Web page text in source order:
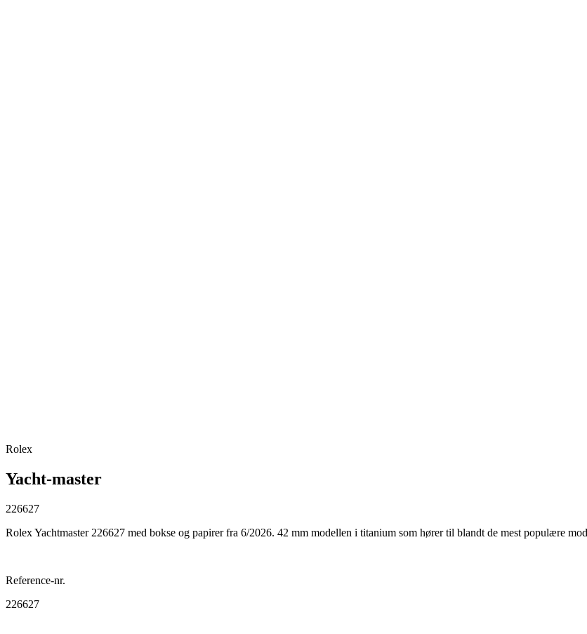
Rolex
Yacht-master
226627
Rolex Yachtmaster 226627 med bokse og papirer fra 6/2026. 42 mm modellen i titanium som hører til blandt de mest populære
Reference-nr.
226627